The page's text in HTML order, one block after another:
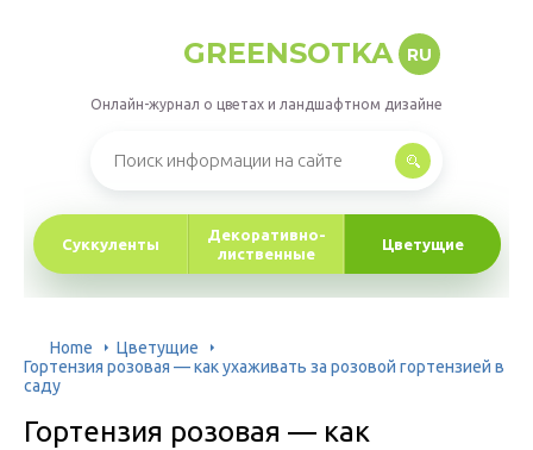
GREENSOTKA RU
Онлайн-журнал о цветах и ландшафтном дизайне
Суккуленты
Декоративно-
лиственные
Цветущие
Home
Цветущие
Гортензия розовая — как ухаживать за розовой гортензией в
саду
Гортензия розовая — как